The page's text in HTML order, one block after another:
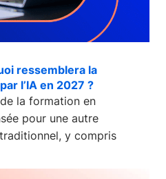
ressemblera la
l’IA en 2027 ?
la formation en
pour une autre
y compris